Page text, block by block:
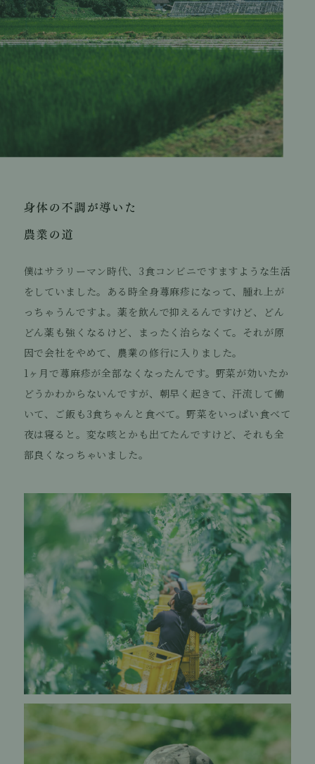
僕はサラリーマン時代、3食コンビニですますような生活
をしていました。ある時全身蕁麻疹になって、腫れ上が
っちゃうんですよ。薬を飲んで抑えるんですけど、どん
どん薬も強くなるけど、まったく治らなくて。それが原
因で会社をやめて、農業の修行に入りました。
1ヶ月で蕁麻疹が全部なくなったんです。野菜が効いたか
どうかわからないんですが、朝早く起きて、汗流して働
いて、ご飯も3食ちゃんと食べて。野菜をいっぱい食べて
夜は寝ると。変な咳とかも出てたんですけど、それも全
部良くなっちゃいました。